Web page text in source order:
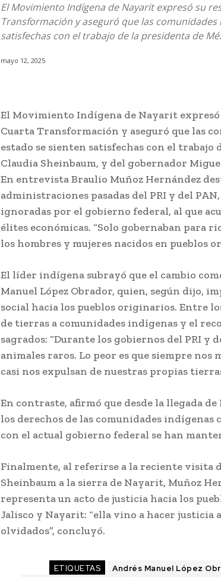
El Movimiento Indígena de Nayarit expresó su
Transformación y aseguró que las
satisfechas con el trabajo de la presidenta de
mayo 12, 2025
El Movimiento Indígena de Nayarit
Cuarta Transformación y aseguró que las
estado se sienten satisfechas con el trabajo
Claudia Sheinbaum, y del gobernador
En entrevista Braulio Muñoz Hernández
administraciones pasadas del PRI y del
ignoradas por el gobierno federal, al que
élites económicas. “Solo gobernaban para
los hombres y mujeres nacidos en pueblos
El líder indígena subrayó que el cambio
Manuel López Obrador, quien, según dijo,
social hacia los pueblos originarios. Entre
de tierras a comunidades indígenas y el
sagrados: “Durante los gobiernos del PRI y
animales raros. Lo peor es que siempre
casi nos expulsan de nuestras propias
En contraste, afirmó que desde la llegada
los derechos de las comunidades indígenas
con el actual gobierno federal se han
Finalmente, al referirse a la reciente visita
Sheinbaum a la sierra de Nayarit, Muñoz
representa un acto de justicia hacia los
Jalisco y Nayarit: “ella vino a hacer justicia
olvidados”, concluyó.
ETIQUETAS Andrés Manuel López